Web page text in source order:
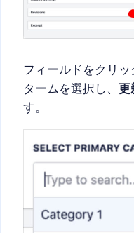
フィールドをクリッ
タームを選択し、
更
す。